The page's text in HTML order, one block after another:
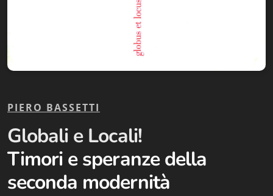
PIERO BASSETTI
Globali e Locali!
Timori e speranze della
seconda modernità
Incontro con
Jus Helveticum
Libella